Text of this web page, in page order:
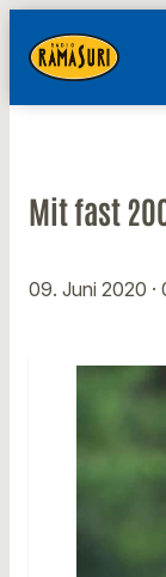
Mit fast
09. Juni 2020